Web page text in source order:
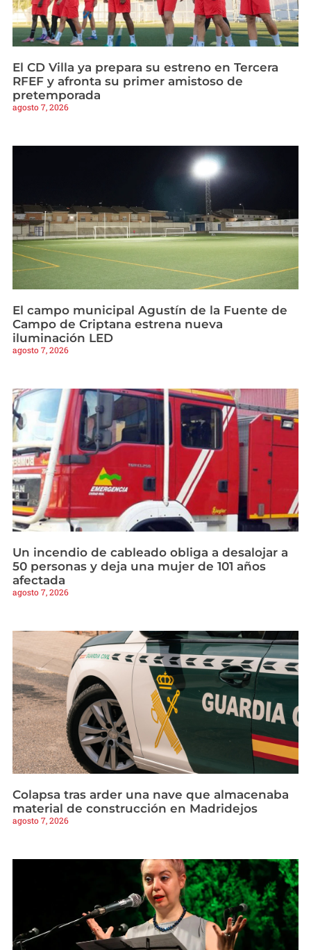
El CD Villa ya prepara su estreno en Tercera
RFEF y afronta su primer amistoso de
pretemporada
agosto 7, 2026
El campo municipal Agustín de la Fuente de
Campo de Criptana estrena nueva
iluminación LED
agosto 7, 2026
Un incendio de cableado obliga a desalojar a
50 personas y deja una mujer de 101 años
afectada
agosto 7, 2026
Colapsa tras arder una nave que almacenaba
material de construcción en Madridejos
agosto 7, 2026